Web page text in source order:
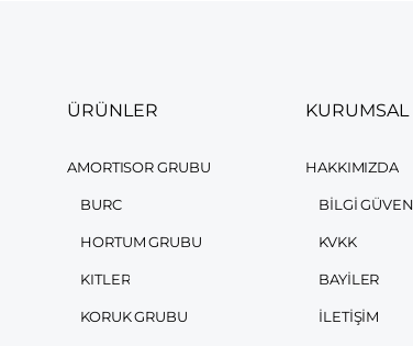
ÜRÜNLER
AMORTISOR GRUBU
BURC
HORTUM GRUBU
KITLER
KORUK GRUBU
KURUMSAL
HAKKIMIZDA
BILGI
KVKK
BAYILER
İLETIŞIM